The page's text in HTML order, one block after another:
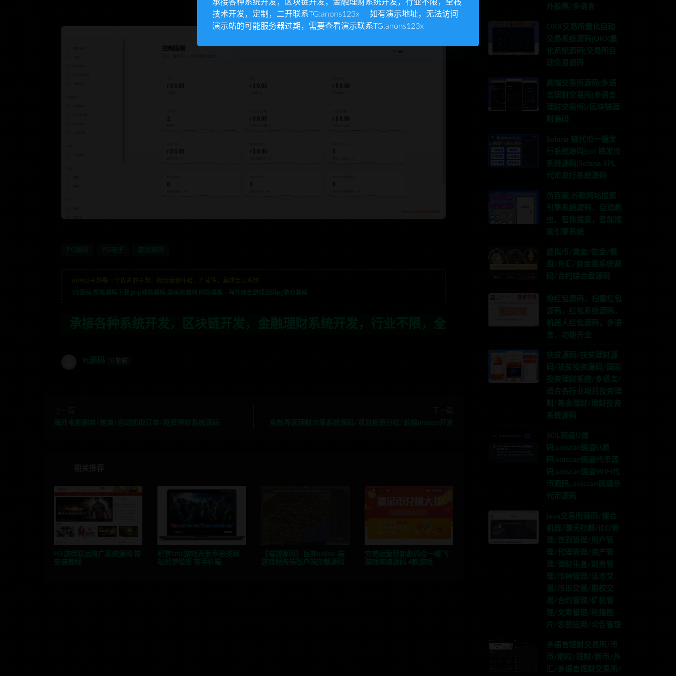
RIPRO主题是一个优秀的主题，极致后台体验，无插件，集成会员系统
YS源码,整站源码下载,php网站源码,源码资源网,网站模板
海外综合游戏源码pg游戏源码
开发，区块链开发，金融理财系统开发，行业不限，全栈技术开发，定制，二开联系TG:anons123x
Ys源码 钻石
外股票/多语言
OKX交易所量化自动
交易系统源码|OKX量
化系统源码|交易所自
动交易源码
高端交易所源码|多语
言理财交易所|多语言
理财交易所|/区块链理
财源码
Solana 链代币一键发
行系统源码|sol 链发币
系统源码|Solana SPL
代币发行系统源码
仿百度,谷歌网站搜索
引擎系统源码，自动爬
虫、智能搜索，智能搜
索引擎系统
虚拟币/黄金/铂金/微
盘/外汇/资金盘系统源
码/合约综合盘源码
抢红包源码，扫雷红包
源码，红包系统源码，
机器人红包源码，多语
言，功能齐全
扶贫源码/扶贫理财源
码/扶贫投资源码/国际
投资理财系统/多语言/
适合各行业项目投资理
财/基金理财/理财投资
系统源码
SOL链盗U源
码,solscan链盗U源
码,solscan链盗代币源
码,solscan链盗WIFI代
币源码,,solscan链通杀
代币源码
java交易所源码/撮合
机器/聊天社群/IEO管
理/签到管理/用户管
理/代理管理/资产管
理/理财生息/财务管
理/币种管理/法币交
易/币币交易/期权交
易/合约管理/矿机管
理/文章管理/轮播图
片/客服应用/公告管理
多语言理财交易所/币
币/期权/理财/新币/外
汇/多语言理财交易所/
承接各种系统开发，区块链开发，金融理财系统开发，行业不限，全栈
技术开发，定制，二开联系TG:anons123x 如有演示地址，无法访问
演示站的可能服务器过期，需要查看演示联系TG:anons123x